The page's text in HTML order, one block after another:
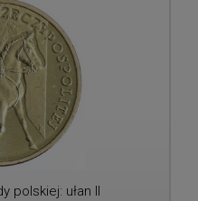
polskiej: ułan II